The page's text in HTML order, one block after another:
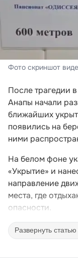
Фото скриншот
После трагедии
Анапы начали
ближайших
появились на
ними
На белом фоне
«Укрытие» и
направление
места, где
опасности.
Развернуть статью